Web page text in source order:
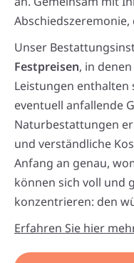
Unser
Festpreisen, in
Leistungen enthalten
eventuell anfallende
Naturbestattungen
und verständliche
Anfang an genau,
können sich voll und
konzentrieren: den
Erfahren Sie hier